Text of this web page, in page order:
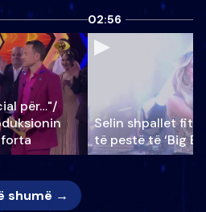
për…"/
forta
02:56
Selin shpallet
të pestë të ‘Big
shumë →